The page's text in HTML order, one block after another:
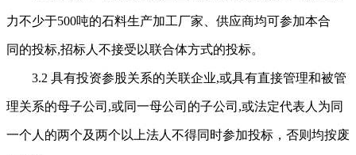
力不少于500吨的石料生产加工厂家、供应商均可参加本合
同的投标,招标人不接受以联合体方式的投标。
3.2 具有投资参股关系的关联企业,或具有直接管理和被管
理关系的母子公司 ,或同一母公司的子公司 ,或法定代表人为同
一个人的两个及两个以上法人不得同时参加投标，否则均按废